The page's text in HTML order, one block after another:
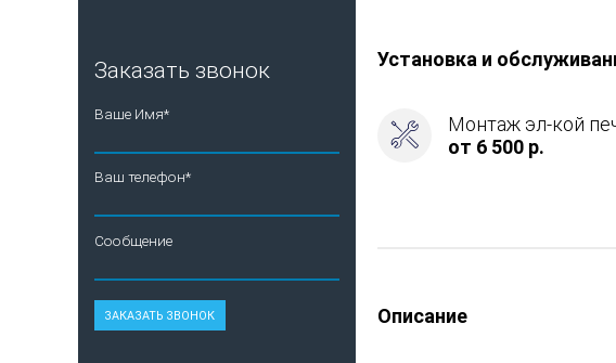
Установка и
Монтаж эл-кой
от 6 500 р.
Описание
Заказать звонок
Ваше Имя*
Ваш телефон*
Сообщение